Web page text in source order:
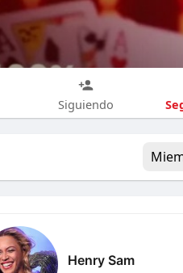
Siguiendo
Henry Sam